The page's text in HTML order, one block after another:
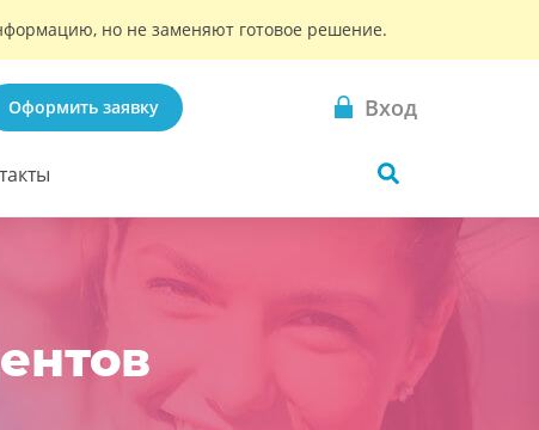
но не заменяют готовое решение.
Оформить заявку Вход